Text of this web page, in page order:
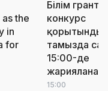
the
in
for
Білім
конкурс
тамызда
15:00-де
15:00